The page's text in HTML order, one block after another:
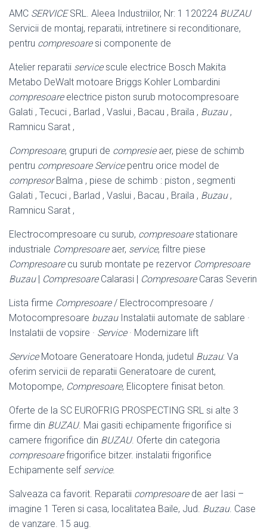
AMC SERVICESRL. Aleea Industriilor, Nr: 1 120224 BUZAU
Servicii de montaj, reparatii, intretinere si reconditionare,
pentru compresoaresi componente de
Atelier reparatii servicescule electrice Bosch Makita
Metabo DeWalt motoare Briggs Kohler Lombardini
compresoareelectrice piston surub motocompresoare
Galati , Tecuci , Barlad , Vaslui , Bacau , Braila , Buzau,
Ramnicu Sarat ,
Compresoare, grupuri de compresieaer, piese de schimb
pentru compresoare Servicepentru orice model de
compresorBalma , piese de schimb : piston , segmenti
Galati , Tecuci , Barlad , Vaslui , Bacau , Braila , Buzau,
Ramnicu Sarat ,
Electrocompresoare cu surub, compresoarestationare
industriale Compresoareaer, service, filtre piese
Compresoarecu surub montate pe rezervor Compresoare
Buzau| CompresoareCalarasi | CompresoareCaras Severin
Lista firme Compresoare/ Electrocompresoare /
Motocompresoare buzauInstalatii automate de sablare ·
Instalatii de vopsire · Service· Modernizare lift
ServiceMotoare Generatoare Honda, judetul Buzau: Va
oferim servicii de reparatii Generatoare de curent,
Motopompe, Compresoare, Elicoptere finisat beton.
Oferte de la SC EUROFRIG PROSPECTING SRL si alte 3
firme din BUZAU. Mai gasiti echipamente frigorifice si
camere frigorifice din BUZAU. Oferte din categoria
compresoarefrigorifice bitzer. instalatii frigorifice
Echipamente self service.
Salveaza ca favorit. Reparatii compresoarede aer Iasi –
imagine 1 Teren si casa, localitatea Baile, Jud. Buzau. Case
de vanzare. 15 aug.